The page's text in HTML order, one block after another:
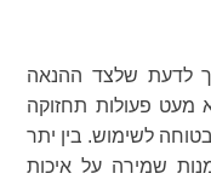
לדעת שלצד ההנאה
מעט פעולות תחזוקה
לשימוש. בין יתר
שמירה על איכות